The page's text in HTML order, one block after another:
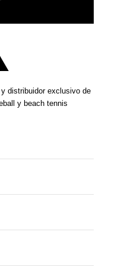
distribuidor exclusivo de
y beach tennis